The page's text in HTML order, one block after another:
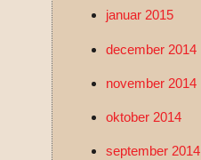
januar 2015
december 2014
november 2014
oktober 2014
september 2014